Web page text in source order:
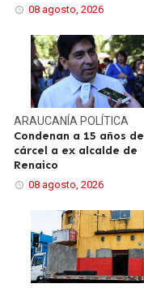
08 agosto, 2026
ARAUCANÍA POLÍTICA
Condenan a 15 años de
cárcel a ex alcalde de
Renaico
08 agosto, 2026